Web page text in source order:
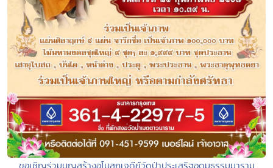
ขอเชิญร่วมบุญสร้างอุโบสถเจดีย์วัดป่าประเสริฐอุดมธรรมมาราม